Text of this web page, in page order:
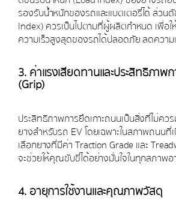
รองรับน้ำหนักของรถและแบตเตอรี่ได้ ส่วน
Index) ควรเป็นไปตามที่ผู้ผลิตกำหนด เพื่อ
ความเร็วสูงสุดของรถได้ปลอดภัย ลดความ
3. ค่าแรงเสียดทานและประสิทธิภาพ
(Grip)
ประสิทธิภาพการยึดเกาะถนนเป็นสิ่งที่ไม่คว
ยางสำหรับรถ EV โดยเฉพาะในสภาพถนน
เลือกยางที่มีค่า Traction Grade และ
จะช่วยให้คุณขับขี่ได้อย่างมั่นใจในทุกสภาพ
4. อายุการใช้งานและคุณภาพวัสดุ